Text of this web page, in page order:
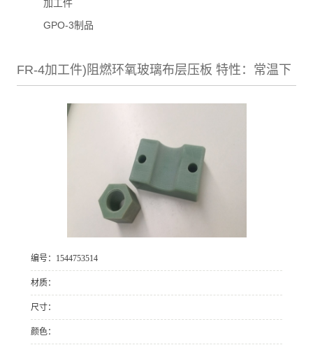
加工件
GPO-3制品
FR-4加工件)阻燃环氧玻璃布层压板 特性：常温下
机械强度高，干态、湿态下电气性能好，V0级阻
1220mm；1020 x 2040mm；1220 x 2470mm 名
称：FR-4 类 别： 绝缘板系列 颜 色： 绿色 性
能： 机械强度高，高温下电气性能稳 用 途 ： 机
械、电气、电子用 发电机、电动机、配电柜及其
他电器设备中用作绝缘结构零部 厚 度： 8-35mm
规 格： 1220×2440、1600×3050、
编号：1544753514
材质：
尺寸：
颜色：